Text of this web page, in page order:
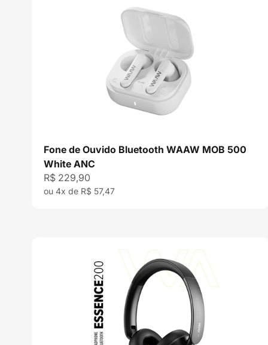
Fone de Ouvido Bluetooth WAAW MOB 500
White ANC
Preço promocional
R$ 229,90
ou 4x de R$ 57,47